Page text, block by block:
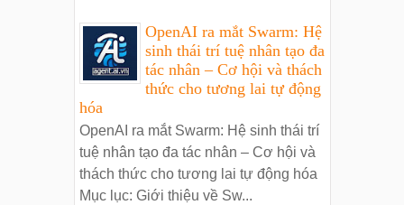
OpenAI ra mắt Swarm: Hệ
sinh thái trí tuệ nhân tạo đa
tác nhân – Cơ hội và thách
thức cho tương lai tự động
hóa
OpenAI ra mắt Swarm: Hệ sinh thái trí
tuệ nhân tạo đa tác nhân – Cơ hội và
thách thức cho tương lai tự động hóa
Mục lục: Giới thiệu về Sw...